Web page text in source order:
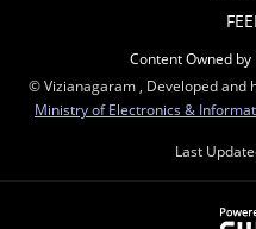
Content Owned
© Vizianagaram , Developed and
Ministry of Electronics &
Last